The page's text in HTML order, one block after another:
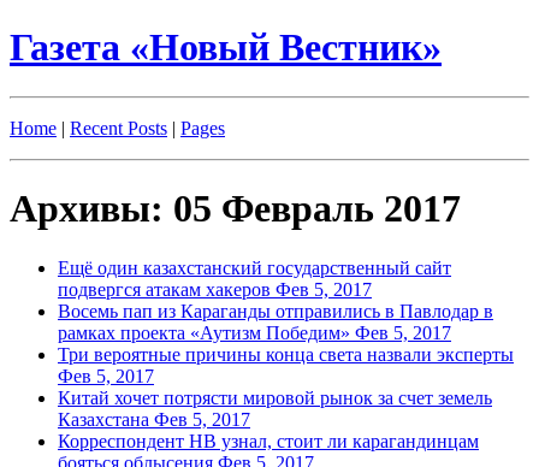
Газета «Новый Вестник»
Home | Recent Posts | Pages
Архивы: 05 Февраль 2017
Ещё один казахстанский государственный сайт
подвергся атакам хакеров Фев 5, 2017
Восемь пап из Караганды отправились в Павлодар в
рамках проекта «Аутизм Победим» Фев 5, 2017
Три вероятные причины конца света назвали эксперты
Фев 5, 2017
Китай хочет потрясти мировой рынок за счет земель
Казахстана Фев 5, 2017
Корреспондент НВ узнал, стоит ли карагандинцам
бояться облысения Фев 5, 2017